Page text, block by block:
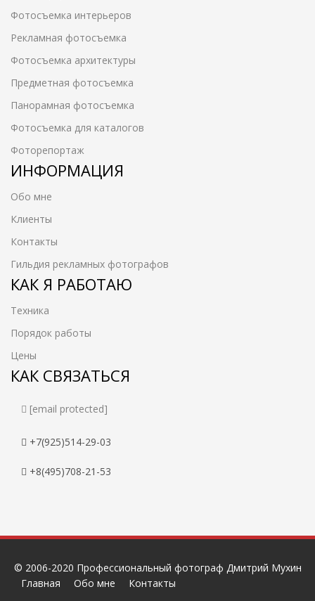
Фотосъемка интерьеров
Рекламная фотосъемка
Фотосъемка архитектуры
Предметная фотосъемка
Панорамная фотосъемка
Фотосъемка для каталогов
Фоторепортаж
ИНФОРМАЦИЯ
Обо мне
Клиенты
Контакты
Гильдия рекламных фотографов
КАК Я РАБОТАЮ
Техника
Порядок работы
Цены
КАК СВЯЗАТЬСЯ
[email protected]
+7(925)514-29-03
+8(495)708-21-53
© 2006-2020 Профессиональный фотограф Дмитрий Мухин
Главная
Обо мне Контакты